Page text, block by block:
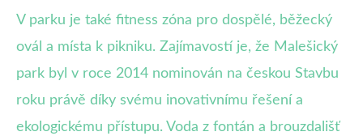
V parku je také fitness zóna pro dospělé, běžecký
ovál a místa k pikniku. Zajímavostí je, že Malešický
park byl v roce 2014 nominován na českou Stavbu
roku právě díky svému inovativnímu řešení a
ekologickému přístupu. Voda z fontán a brouzdališť